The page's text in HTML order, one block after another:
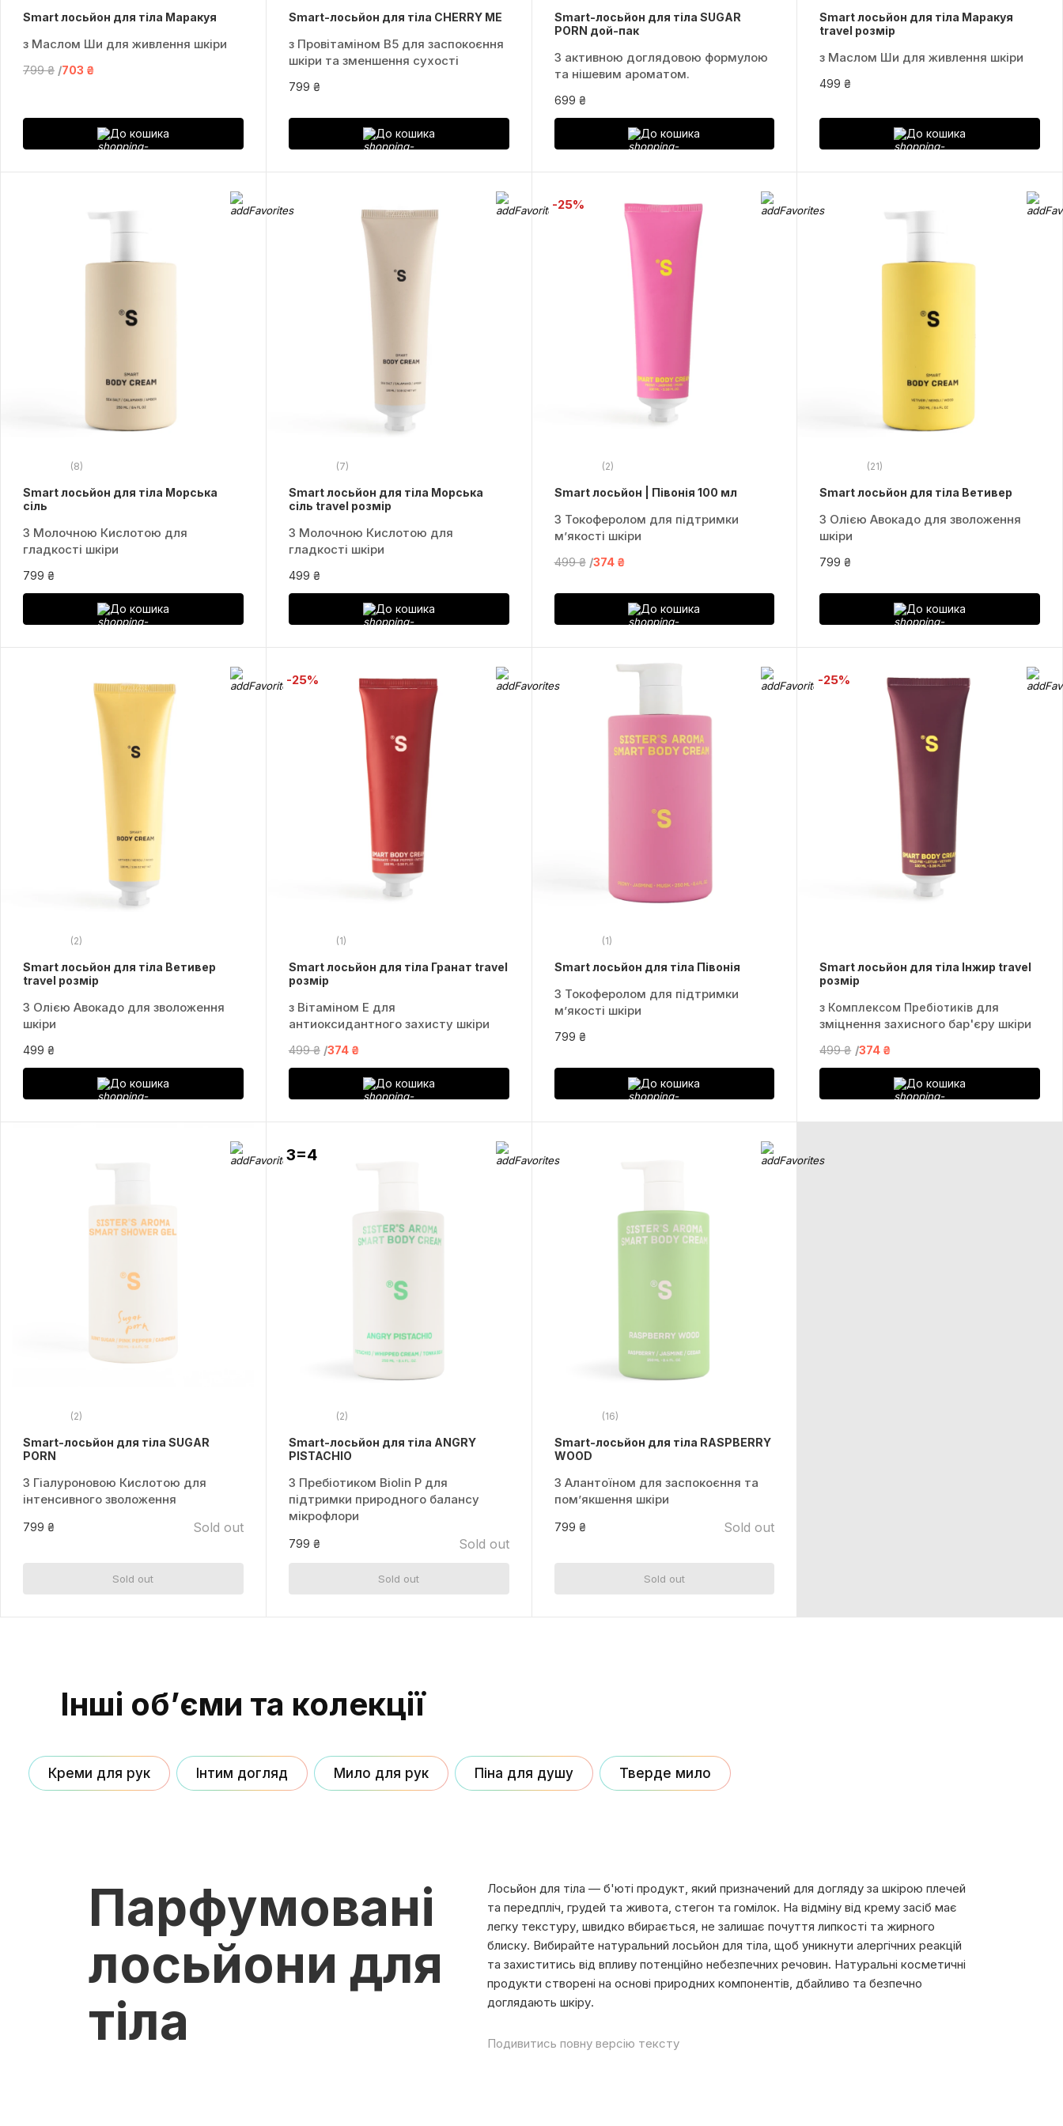
Smart лосьйон для тіла Маракуя
з Маслом Ши для живлення шкіри
799 ₴ 703 ₴
До кошика
Smart-лосьйон для тіла CHERRY ME
з Провітаміном B5 для заспокоєння
шкіри та зменшення сухості
799 ₴
До кошика
Smart-лосьйон для тіла SUGAR
PORN дой-пак
З активною доглядовою формулою
та нішевим ароматом.
699 ₴
До кошика
Smart лосьйон для тіла Маракуя
travel розмір
з Маслом Ши для живлення шкіри
499 ₴
До кошика
(8)
Smart лосьйон для тіла Морська
сіль
З Молочною Кислотою для
гладкості шкіри
799 ₴
До кошика
(7)
Smart лосьйон для тіла Морська
сіль travel розмір
З Молочною Кислотою для
гладкості шкіри
499 ₴
До кошика
-25%
(2)
Smart лосьйон | Півонія 100 мл
З Токоферолом для підтримки
м’якості шкіри
499 ₴ 374 ₴
До кошика
(21)
Smart лосьйон для тіла Ветивер
З Олією Авокадо для зволоження
шкіри
799 ₴
До кошика
(2)
Smart лосьйон для тіла Ветивер
travel розмір
З Олією Авокадо для зволоження
шкіри
499 ₴
До кошика
-25%
(1)
Smart лосьйон для тіла Гранат travel
розмір
з Вітаміном Е для
антиоксидантного захисту шкіри
499 ₴ 374 ₴
До кошика
(1)
Smart лосьйон для тіла Півонія
З Токоферолом для підтримки
м’якості шкіри
799 ₴
До кошика
-25%
Smart лосьйон для тіла Інжир travel
розмір
з Комплексом Пребіотиків для
зміцнення захисного бар'єру шкіри
499 ₴ 374 ₴
До кошика
(2)
Smart-лосьйон для тіла SUGAR
PORN
З Гіалуроновою Кислотою для
інтенсивного зволоження
799 ₴ Sold out
Sold out
3=4
(2)
Smart-лосьйон для тіла ANGRY
PISTACHIO
З Пребіотиком Biolin P для
підтримки природного балансу
мікрофлори
799 ₴ Sold out
Sold out
(16)
Smart-лосьйон для тіла RASPBERRY
WOOD
З Алантоїном для заспокоєння та
пом’якшення шкіри
799 ₴ Sold out
Sold out
Інші об’єми та колекції
Креми для рук Інтим догляд Мило для рук Піна для душу Тверде мило
Парфумовані
лосьйони для
тіла
Лосьйон для тіла — б'юті продукт, який призначений для догляду за шкірою плечей
та передпліч, грудей та живота, стегон та гомілок. На відміну від крему засіб має
легку текстуру, швидко вбирається, не залишає почуття липкості та жирного
блиску. Вибирайте натуральний лосьйон для тіла, щоб уникнути алергічних реакцій
та захиститись від впливу потенційно небезпечних речовин. Натуральні косметичні
продукти створені на основі природних компонентів, дбайливо та безпечно
доглядають шкіру.
Подивитись повну версію тексту